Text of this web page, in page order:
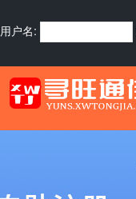
用户名: